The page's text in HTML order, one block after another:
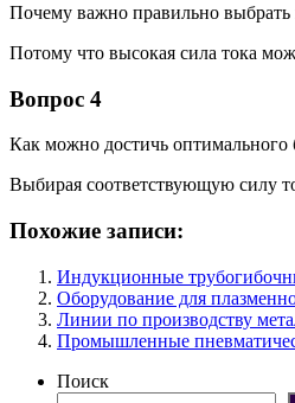
Почему важно правильно выбрать
Потому что высокая сила тока
Вопрос 4
Как можно достичь оптимального
Выбирая соответствующую силу
Похожие записи:
Индукционные
Оборудование для
Линии по производству
Промышленные
Поиск